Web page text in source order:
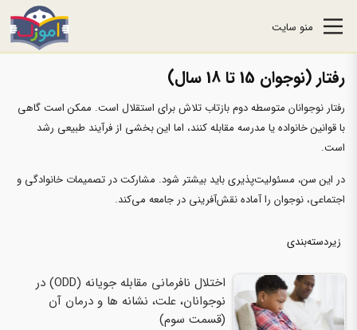
منو سایت
رفتار (نوجوان 15 تا 18 سال)
رفتار نوجوانان متوسطه دوم بازتاب تلاش برای استقلال است. ممکن است گاهی
با قوانین خانواده یا مدرسه مقابله کنند، اما این بخشی از فرآیند طبیعی رشد
است.
در این سن، مسئولیت‌پذیری باید بیشتر شود. مشارکت در تصمیمات خانوادگی و
اجتماعی، نوجوان را آماده نقش‌آفرینی در جامعه می‌کند.
زیردسته‌بندی
اختلال نافرمانی مقابله جویانه (ODD) در
نوجوانان، علت، نشانه ها و درمان آن
(قسمت سوم)